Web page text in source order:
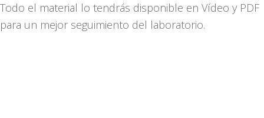
Todo el material lo tendrás disponible en Vídeo y PDF
para un mejor seguimiento del laboratorio.